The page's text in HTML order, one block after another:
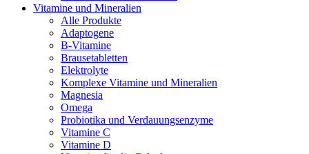
Vitamine und Mineralien
Alle Produkte
Adaptogene
B-Vitamine
Brausetabletten
Elektrolyte
Komplexe Vitamine und Mineralien
Magnesia
Omega
Probiotika und Verdauungsenzyme
Vitamine C
Vitamine D